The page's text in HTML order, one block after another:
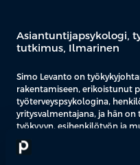
Asiantuntijapsykologi,
tutkimus, Ilmarinen
Simo Levanto on
rakentamiseen, erikoistunut
työterveyspsykologina,
yritysvalmentajana, ja hän
työkyvyn, esihenkilötyön ja
Simo haluaa edistää